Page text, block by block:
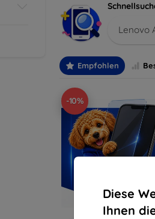
Diese
Ihnen
Lenovo
Empfohlen
-10%